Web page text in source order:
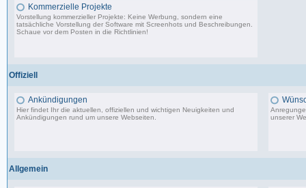
Kommerzielle Projekte
Vorstellung kommerzieller Projekte: Keine Werbung, sondern eine
tatsächliche Vorstellung der Software mit Screenhots und Beschreibungen.
Schaue vor dem Posten in die Richtlinien!
Offiziell
Ankündigungen
Hier findet Ihr die aktuellen, offiziellen und wichtigen Neuigkeiten und
Ankündigungen rund um unsere Webseiten.
unserer
Allgemein